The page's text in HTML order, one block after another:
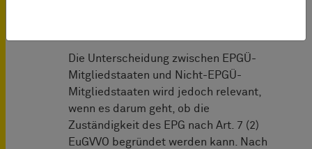
Die Unterscheidung zwischen EPGÜ-
Mitgliedstaaten und Nicht-EPGÜ-
Mitgliedstaaten wird jedoch relevant,
wenn es darum geht, ob die
Zuständigkeit des EPG nach Art. 7 (2)
EuGVVO begründet werden kann. Nach